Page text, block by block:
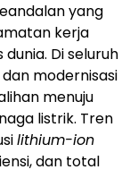
yang
kerja
dunia. Di seluruh
modernisasi
menuju
listrik. Tren
lithium-ion
dan total